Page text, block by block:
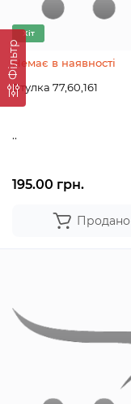
Фільтр
Хіт
Немає в наявності
Втулка 77,60,161
..
195.00 грн.
Продано